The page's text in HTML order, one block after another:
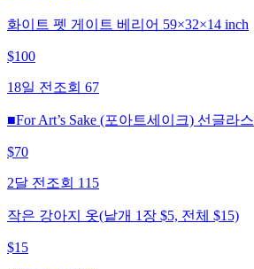
화이트 펫 게이트 베리어 59×32×14 inch
$100
18일 전 조회 67
■For Art’s Sake (포아트세이크) 선글라스
$70
2달 전 조회 115
작은 강아지 옷(낱개 1장 $5, 전체 $15)
$15